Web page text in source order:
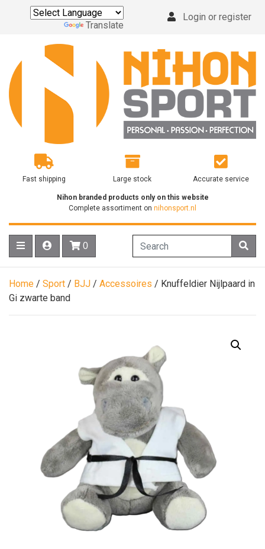
Powered by
Translate
Login or register
Fast shipping Large stock Accurate service
Nihon branded products only on this website
Complete assortiment on nihonsport.nl
0
Home / Sport / BJJ / Accessoires / Knuffeldier Nijlpaard in
Gi zwarte band